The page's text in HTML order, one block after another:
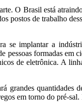
O Brasil está
postos de trabalho
se implantar a
pessoas formadas em
de eletrônica. A
grandes
em torno do pré-